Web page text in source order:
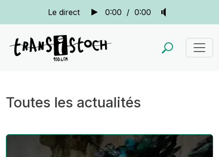
Le direct 0:00 / 0:00
Toutes les actualités